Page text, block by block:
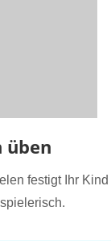
üben
festigt Ihr Kind